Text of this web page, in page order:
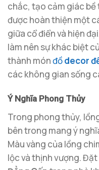
chắc, tạo cảm giác
được hoàn thiện một
giữa cổ điển và hiện
làm nên sự khác biệt
thành mónđồdecor
các không gian sống
Ý Nghĩa Phong Thủy
Trong phong thủy,
bên trong mang ý
Màu vàng của lồng
lộc và thịnh vượng. Đặt